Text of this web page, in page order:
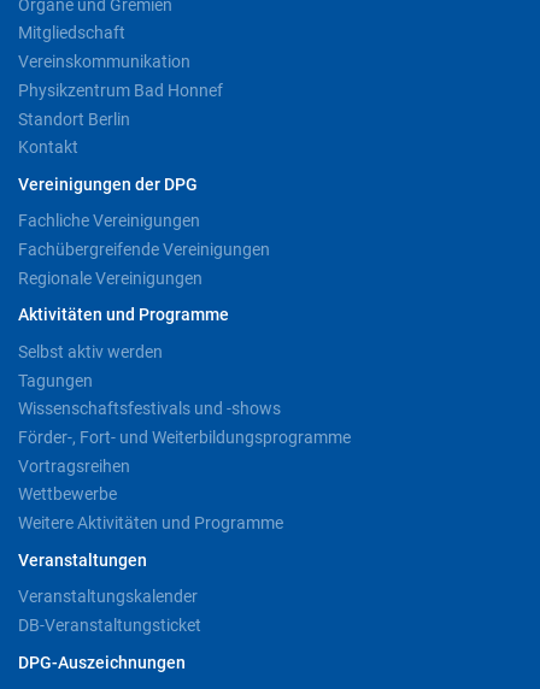
Organe und Gremien
Mitgliedschaft
Vereinskommunikation
Physikzentrum Bad Honnef
Standort Berlin
Kontakt
Vereinigungen der DPG
Fachliche Vereinigungen
Fachübergreifende Vereinigungen
Regionale Vereinigungen
Aktivitäten und Programme
Selbst aktiv werden
Tagungen
Wissenschaftsfestivals und -shows
Förder-, Fort- und Weiterbildungsprogramme
Vortragsreihen
Wettbewerbe
Weitere Aktivitäten und Programme
Veranstaltungen
Veranstaltungskalender
DB-Veranstaltungsticket
DPG-Auszeichnungen